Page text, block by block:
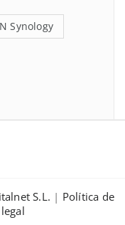
Synology
S.L. | Política de